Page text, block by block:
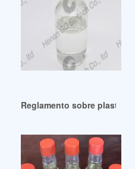
Reglamento sobre